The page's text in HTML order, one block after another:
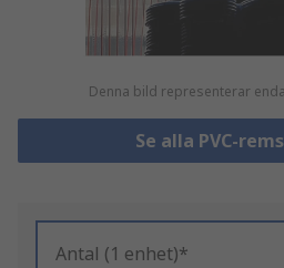
Denna bild representerar
Se alla PVC-
Antal (1 enhet)*